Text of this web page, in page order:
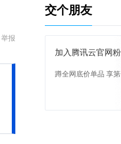
举报
交个朋友
加入腾讯云官网
蹲全网底价单品 享